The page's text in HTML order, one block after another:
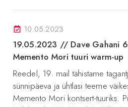
10.05.2023
19.05.2023 // Dave Gahani
Memento Mori tuuri warm-up
Reedel, 19. mail tähistame
sünnipäeva ja ühtlasi teeme
Memento Mori kontsert-tuuriks.